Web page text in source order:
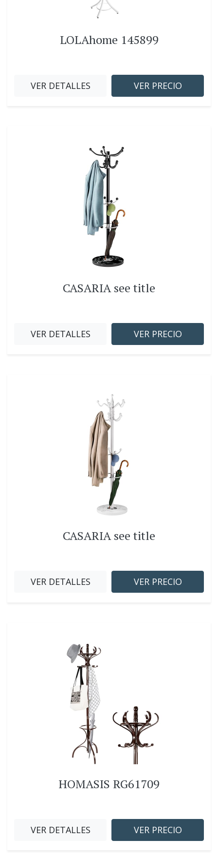
LOLAhome 145899
VER DETALLES VER PRECIO
CASARIA see title
VER DETALLES VER PRECIO
CASARIA see title
VER DETALLES VER PRECIO
HOMASIS RG61709
VER DETALLES VER PRECIO